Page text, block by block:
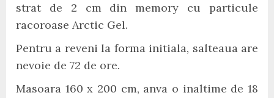
strat de 2 cm din memory cu particule
racoroase Arctic Gel.
Pentru a reveni la forma initiala, salteaua are
nevoie de 72 de ore.
Masoara 160 x 200 cm, anva o inaltime de 18